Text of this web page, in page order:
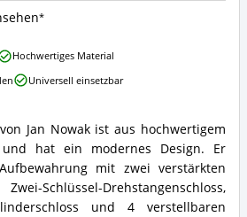
Jan Nowak ist aus hochwertigem
hat ein modernes Design. Er
mit zwei verstärkten
Schlüssel-Drehstangenschloss,
und 4 verstellbaren
Hochwertiges Material
Universell einsetzbar